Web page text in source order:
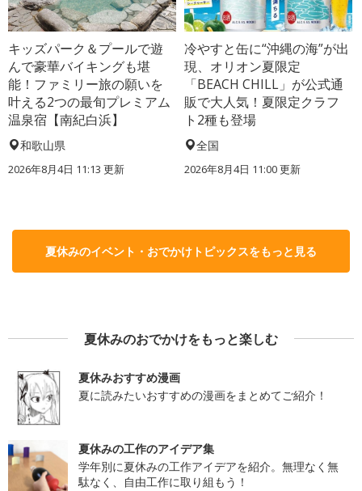
キッズパーク＆プールで遊
んで豪華バイキングも堪
能！ファミリー旅の願いを
叶える2つの最旬プレミアム
温泉宿【南紀白浜】
和歌山県
2026年8月4日 11:13 更新
冷やすと缶に“沖縄の海”が出
現、オリオン夏限定
「BEACH CHILL」が公式通
販で大人気！夏限定クラフ
ト2種も登場
全国
2026年8月4日 11:00更新
夏休みのイベント・おでかけトピックスをもっと見る
夏休みのおでかけをもっと楽しむ
夏休みおすすめ漫画
夏に読みたいおすすめの漫画をまとめてご紹介！
夏休みの工作のアイデア集
学年別に夏休みの工作アイデアを紹介。無理なく無
駄なく、自由工作に取り組もう！